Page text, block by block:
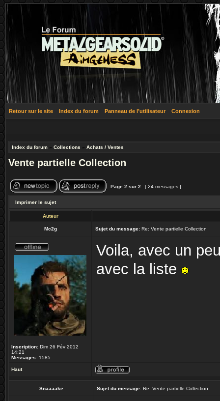
Retour sur le site Index du forum Panneau de l’utilisateur Connexion
Index du forum » Collections » Achats / Ventes
Vente partielle Collection
Page 2 sur 2 [ 24 messages ]
Imprimer le sujet
Auteur
Mc2g Sujet du message: Re: Vente partielle Collection
Inscription: Dim 26 Fév 2012
14:21
Messages: 1585
Voila, avec un
avec la liste
Haut
Snaaaake Sujet du message: Re: Vente partielle Collection